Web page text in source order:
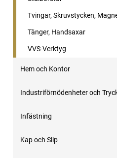
Tvingar, Skruvstycken,
Tänger, Handsaxar
VVS-Verktyg
Hem och Kontor
Industriförnödenheter och
Infästning
Kap och Slip